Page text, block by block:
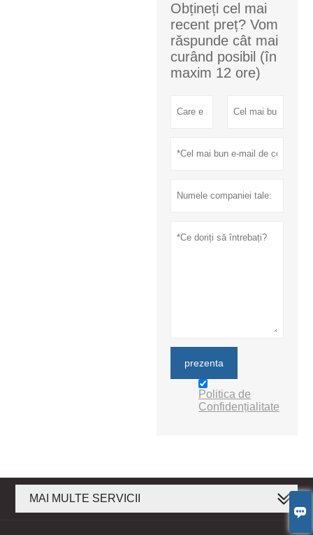

Obțineți cel mai
recent preț? Vom
răspunde cât mai
curând posibil (în
maxim 12 ore)
prezenta
Politica de
Confidențialitate
MAI MULTE SERVICII